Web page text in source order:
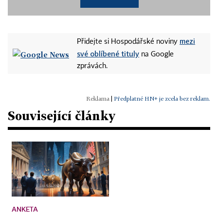
Přidejte si Hospodářské noviny mezi
své oblíbené tituly na Google
zprávách.
Předplatné HN+ je zcela bez reklam.
Související články
ANKETA